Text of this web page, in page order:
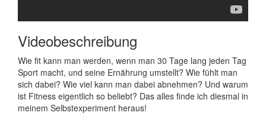
Videobeschreibung
Wie fit kann man werden, wenn man 30 Tage lang jeden Tag
Sport macht, und seine Ernährung umstellt? Wie fühlt man
sich dabei? Wie viel kann man dabei abnehmen? Und warum
ist Fitness eigentlich so beliebt? Das alles finde ich diesmal in
meinem Selbstexperiment heraus!